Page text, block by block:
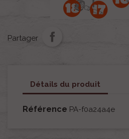
Partager
Détails du produit
Référence PA-f0a24a4e